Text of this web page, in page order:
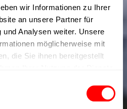
wir Informationen zu Ihrer
an unsere Partner für
Analysen weiter. Unsere
möglicherweise mit
die Sie ihnen bereitgestellt